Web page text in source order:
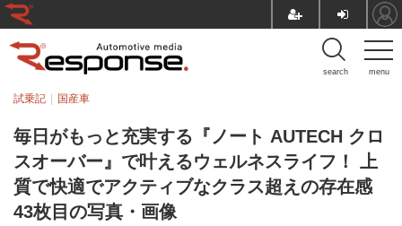
menu
search
毎日がもっと充実する『ノート AUTECH クロ
スオーバー』で叶えるウェルネスライフ！ 上
質で快適でアクティブなクラス超えの存在感
43枚目の写真・画像
試乗記 国産車